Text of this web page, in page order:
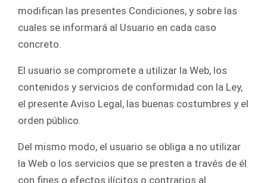
modifican las presentes Condiciones, y sobre las
cuales se informará al Usuario en cada caso
concreto.
El usuario se compromete a utilizar la Web, los
contenidos y servicios de conformidad con la Ley,
el presente Aviso Legal, las buenas costumbres y el
orden público.
Del mismo modo, el usuario se obliga a no utilizar
la Web o los servicios que se presten a través de él
con fines o efectos ilícitos o contrarios al